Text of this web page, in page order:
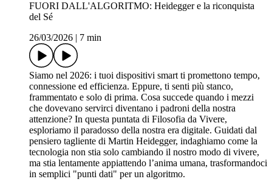
FUORI DALL'ALGORITMO: Heidegger e la riconquista
del Sé
26/03/2026
7 min
Siamo nel 2026: i tuoi dispositivi smart ti promettono tempo,
connessione ed efficienza. Eppure, ti senti più stanco,
frammentato e solo di prima. Cosa succede quando i mezzi
che dovevano servirci diventano i padroni della nostra
attenzione? In questa puntata di Filosofia da Vivere,
esploriamo il paradosso della nostra era digitale. Guidati dal
pensiero tagliente di Martin Heidegger, indaghiamo come la
tecnologia non stia solo cambiando il nostro modo di vivere,
ma stia lentamente appiattendo l’anima umana, trasformandoci
in semplici "punti dati" per un algoritmo.